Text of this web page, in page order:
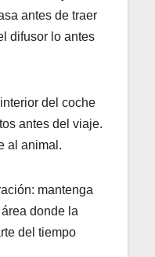
antes de traer
difusor lo antes
del coche
antes del viaje.
al animal.
mantenga
donde la
del tiempo